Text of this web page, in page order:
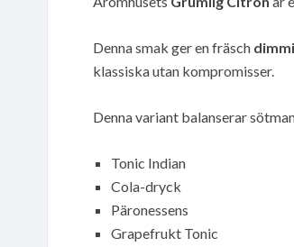
Denna smak ger en fräsch
klassiska utan kompromisser.
Denna variant balanserar
Tonic Indian
Cola-dryck
Päronessens
Grapefrukt Tonic